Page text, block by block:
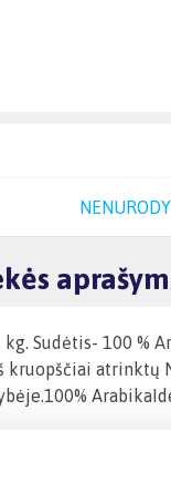
Sudėtis- 100
atrinktų